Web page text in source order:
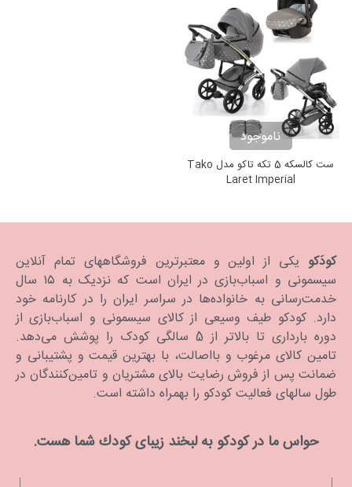
ناموجود
ست کالسکه 5 تکه تاکو مدل Tako
Laret Imperial
کودَکو یکی از اولین و معتبرترین فروشگاههای تمام آنلاین
سیسمونی و اسباب‌بازی در ایران است که نزدیک به ۱۵ سال
خدمت‌رسانی به خانواده‌ها در سراسر ایران را در کارنامه خود
دارد. كودكو طیف وسیعی از کالای سیسمونی و اسباب‌بازی از
دوره بارداری تا بالاتر از 5 سالگی کودک را پوشش می‌دهد.
تامین کالای مرغوب و بااصالت، با بهترین قیمت و پشتیبانی و
ضمانت پس از فروش رضایت بالای مشتریان و تامین‌کنندگان در
طول سالهای فعالیت کودکو را بهمراه داشته است.
حواس ما در كودكو به لبخند زیبای كودك شما هست.